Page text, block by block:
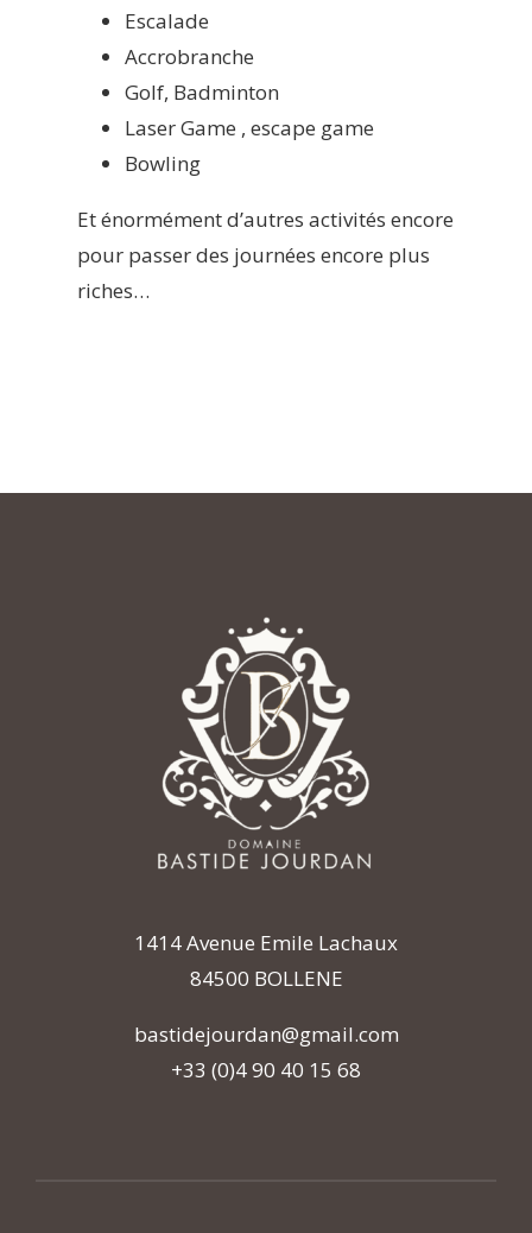
Escalade
Accrobranche
Golf, Badminton
Laser Game , escape game
Bowling
Et énormément d’autres activités encore
pour passer des journées encore plus
riches…
1414 Avenue Emile Lachaux
84500 BOLLENE
bastidejourdan@gmail.com
+33 (0)4 90 40 15 68